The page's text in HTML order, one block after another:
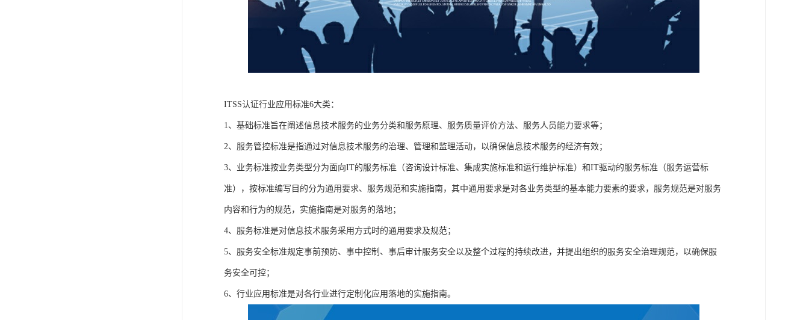
ITSS认证行业应用标准6大类：
1、基础标准旨在阐述信息技术服务的业务分类和服务原理、服务质量评价方法、服务人员能力要求等；
2、服务管控标准是指通过对信息技术服务的治理、管理和监理活动，以确保信息技术服务的经济有效；
3、业务标准按业务类型分为面向IT的服务标准（咨询设计标准、集成实施标准和运行维护标准）和IT驱动的服务标准（服务运营标
准），按标准编写目的分为通用要求、服务规范和实施指南，其中通用要求是对各业务类型的基本能力要素的要求，服务规范是对服务
内容和行为的规范，实施指南是对服务的落地；
4、服务标准是对信息技术服务采用方式时的通用要求及规范；
5、服务安全标准规定事前预防、事中控制、事后审计服务安全以及整个过程的持续改进，并提出组织的服务安全治理规范，以确保服
务安全可控；
6、行业应用标准是对各行业进行定制化应用落地的实施指南。